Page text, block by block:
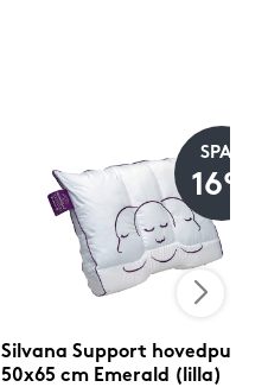
SPAR
16%
Silvana Support hovedpude
50x65 cm Emerald (lilla)